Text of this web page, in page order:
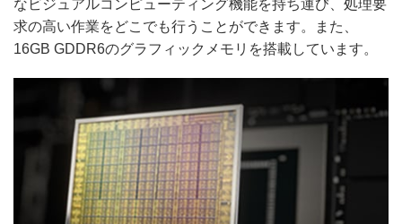
なビジュアルコンピューティング機能を持ち運び、処理要
求の高い作業をどこでも行うことができます。また、
16GB GDDR6のグラフィックメモリを搭載しています。